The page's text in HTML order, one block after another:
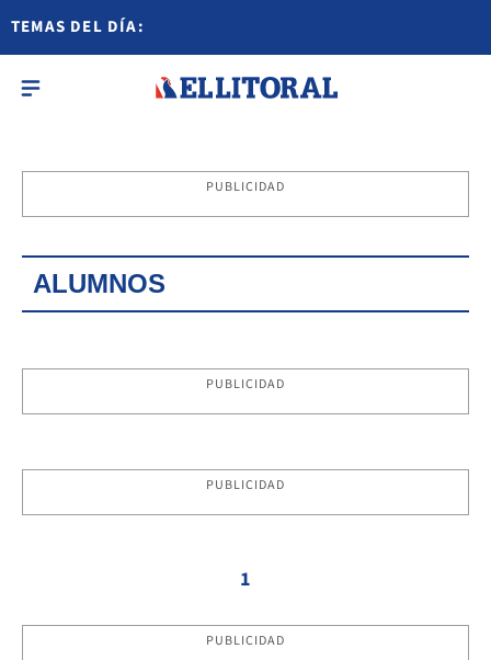
TEMAS DEL DÍA:
PUBLICIDAD
ALUMNOS
PUBLICIDAD
PUBLICIDAD
1
PUBLICIDAD